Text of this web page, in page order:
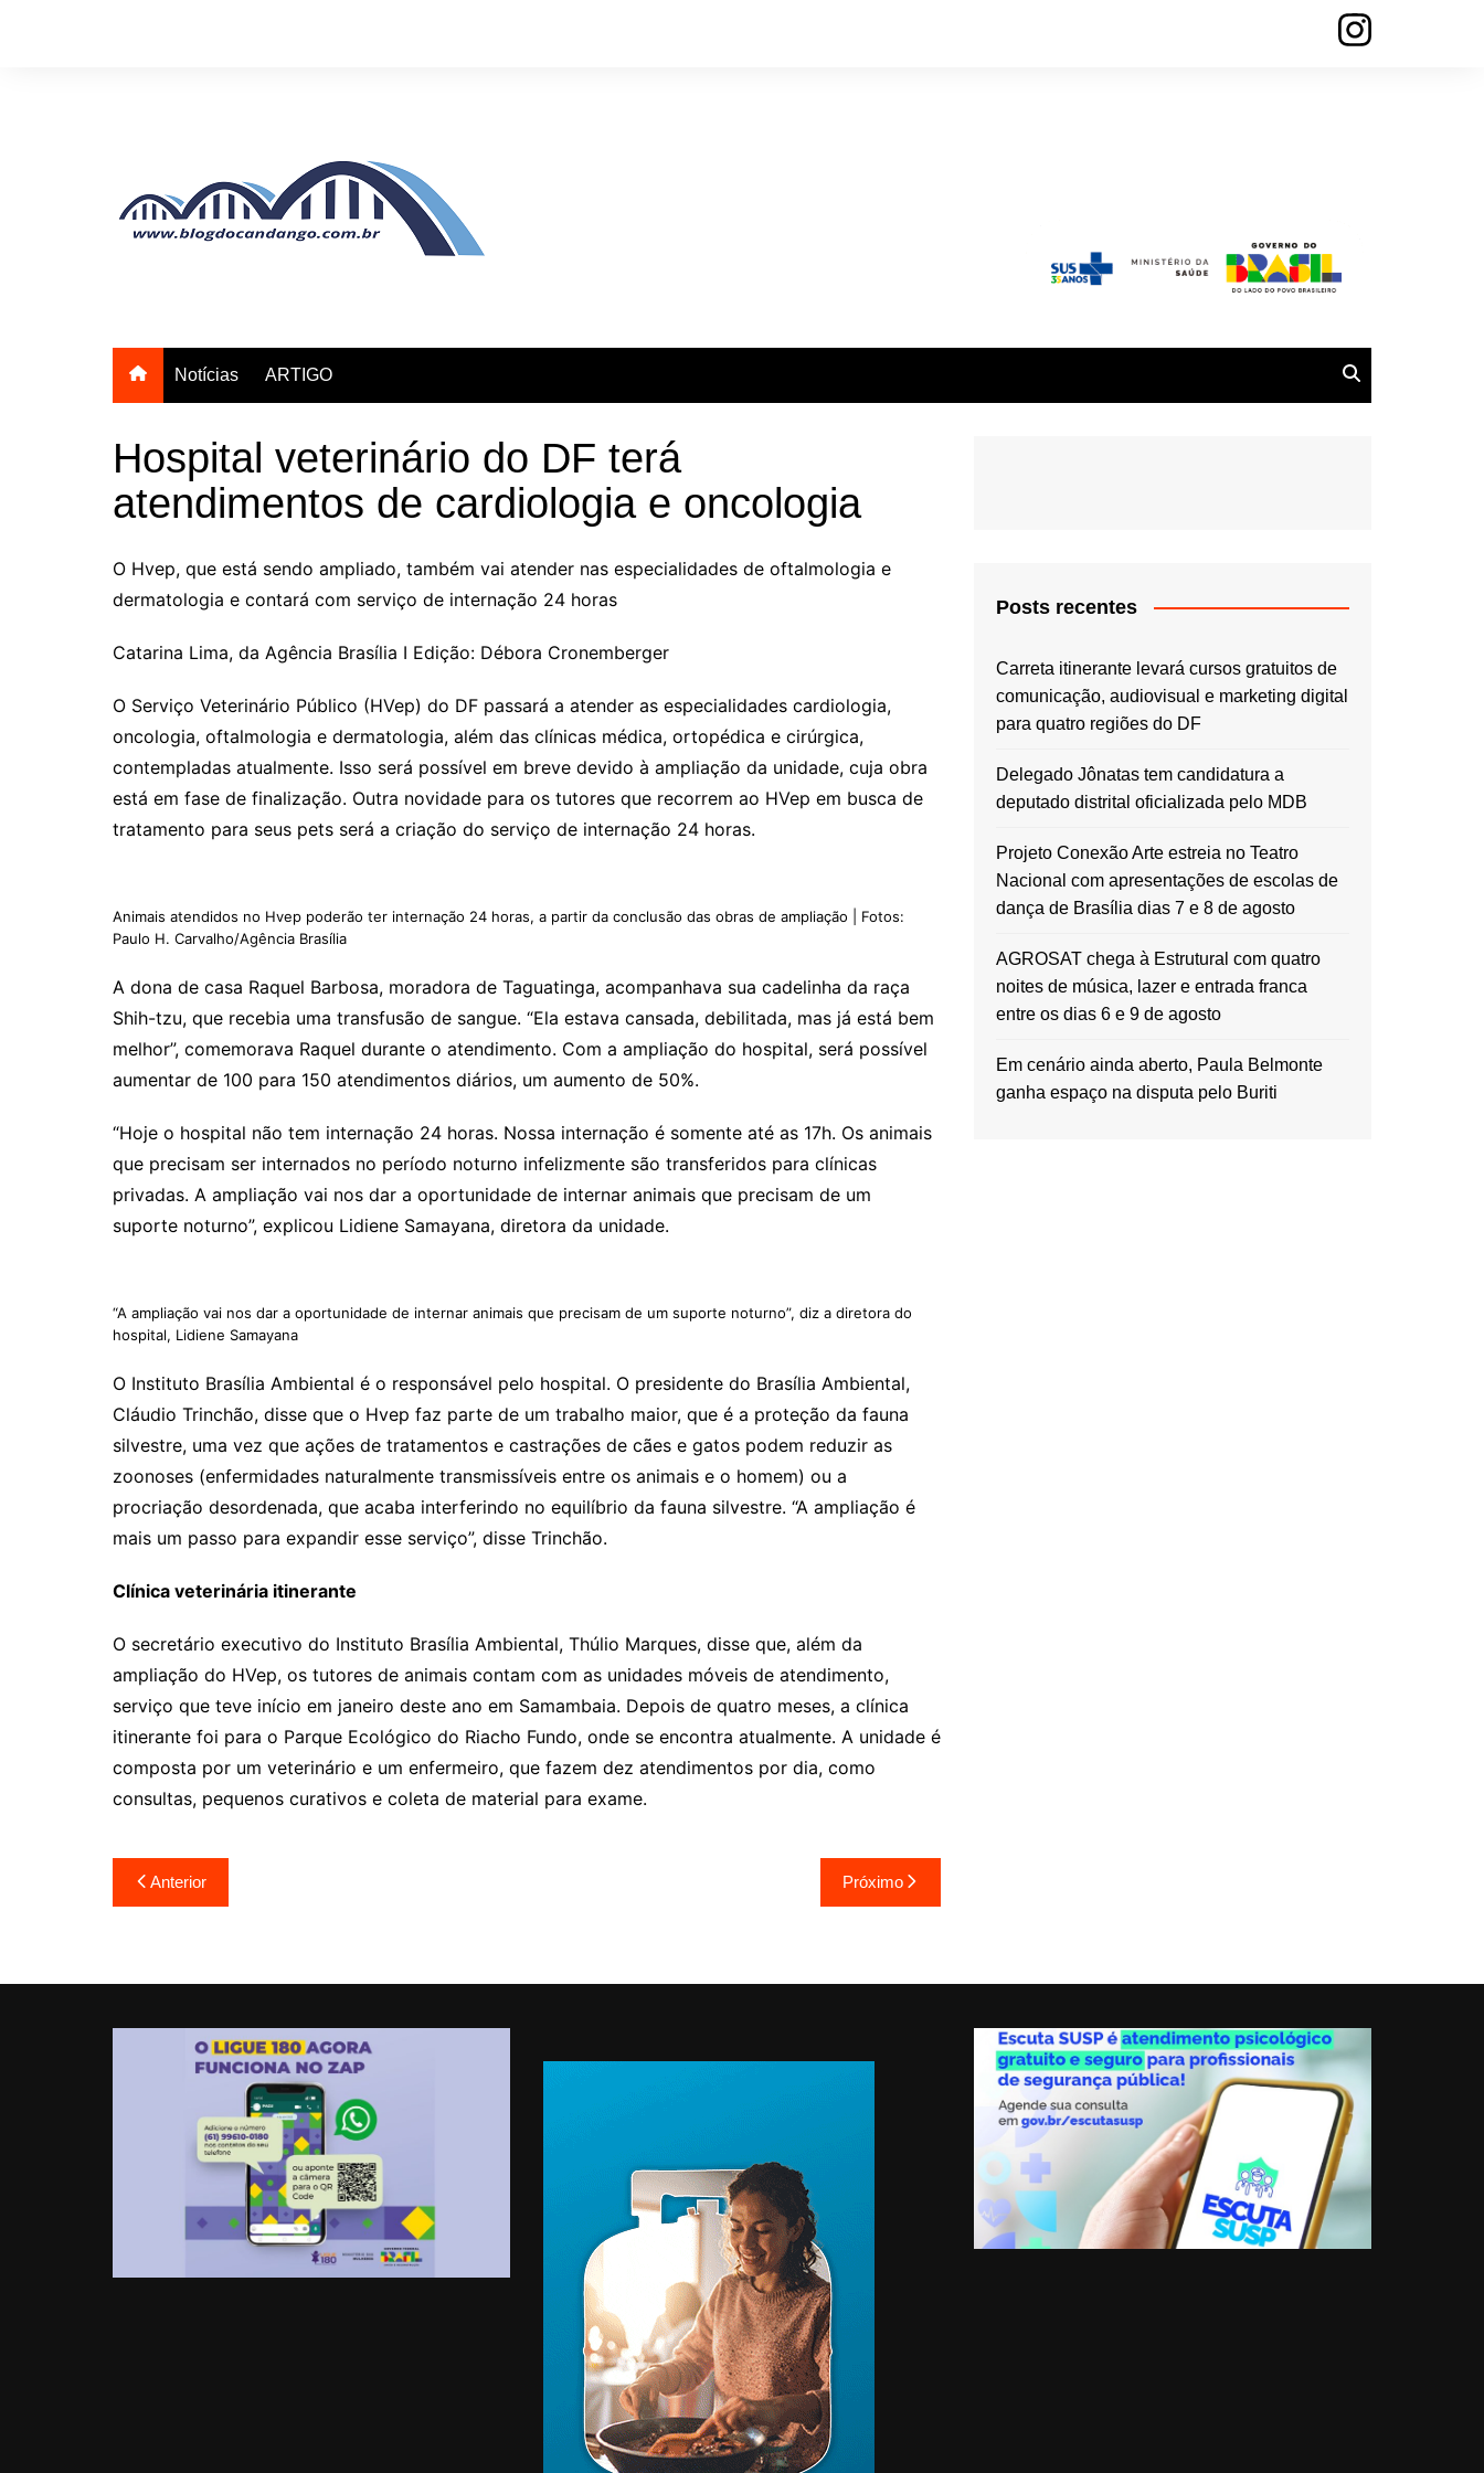
Notícias ARTIGO
Hospital veterinário do DF terá
atendimentos de cardiologia e oncologia
O Hvep, que está sendo ampliado, também vai atender nas especialidades de oftalmologia e
dermatologia e contará com serviço de internação 24 horas
Catarina Lima, da Agência Brasília I Edição: Débora Cronemberger
O Serviço Veterinário Público (HVep) do DF passará a atender as especialidades cardiologia,
oncologia, oftalmologia e dermatologia, além das clínicas médica, ortopédica e cirúrgica,
contempladas atualmente. Isso será possível em breve devido à ampliação da unidade, cuja obra
está em fase de finalização. Outra novidade para os tutores que recorrem ao HVep em busca de
tratamento para seus pets será a criação do serviço de internação 24 horas.
Animais atendidos no Hvep poderão ter internação 24 horas, a partir da conclusão das obras de ampliação | Fotos:
Paulo H. Carvalho/Agência Brasília
A dona de casa Raquel Barbosa, moradora de Taguatinga, acompanhava sua cadelinha da raça
Shih-tzu, que recebia uma transfusão de sangue. “Ela estava cansada, debilitada, mas já está bem
melhor”, comemorava Raquel durante o atendimento. Com a ampliação do hospital, será possível
aumentar de 100 para 150 atendimentos diários, um aumento de 50%.
“Hoje o hospital não tem internação 24 horas. Nossa internação é somente até as 17h. Os animais
que precisam ser internados no período noturno infelizmente são transferidos para clínicas
privadas. A ampliação vai nos dar a oportunidade de internar animais que precisam de um
suporte noturno”, explicou Lidiene Samayana, diretora da unidade.
“A ampliação vai nos dar a oportunidade de internar animais que precisam de um suporte noturno”, diz a diretora do
hospital, Lidiene Samayana
O Instituto Brasília Ambiental é o responsável pelo hospital. O presidente do Brasília Ambiental,
Cláudio Trinchão, disse que o Hvep faz parte de um trabalho maior, que é a proteção da fauna
silvestre, uma vez que ações de tratamentos e castrações de cães e gatos podem reduzir as
zoonoses (enfermidades naturalmente transmissíveis entre os animais e o homem) ou a
procriação desordenada, que acaba interferindo no equilíbrio da fauna silvestre. “A ampliação é
mais um passo para expandir esse serviço”, disse Trinchão.
Clínica veterinária itinerante
O secretário executivo do Instituto Brasília Ambiental, Thúlio Marques, disse que, além da
ampliação do HVep, os tutores de animais contam com as unidades móveis de atendimento,
serviço que teve início em janeiro deste ano em Samambaia. Depois de quatro meses, a clínica
itinerante foi para o Parque Ecológico do Riacho Fundo, onde se encontra atualmente. A unidade é
composta por um veterinário e um enfermeiro, que fazem dez atendimentos por dia, como
consultas, pequenos curativos e coleta de material para exame.
Navegação
de
Anterior Próximo
Posts recentes
Carreta itinerante levará cursos gratuitos de
comunicação, audiovisual e marketing digital
para quatro regiões do DF
Delegado Jônatas tem candidatura a
deputado distrital oficializada pelo MDB
Projeto Conexão Arte estreia no Teatro
Nacional com apresentações de escolas de
dança de Brasília dias 7 e 8 de agosto
AGROSAT chega à Estrutural com quatro
noites de música, lazer e entrada franca
entre os dias 6 e 9 de agosto
Em cenário ainda aberto, Paula Belmonte
ganha espaço na disputa pelo Buriti